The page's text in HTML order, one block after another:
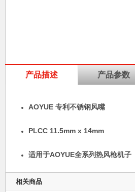
产品描述 产品参数
AOYUE 专利不锈钢风嘴
PLCC 11.5mm x 14mm
适用于AOYUE全系列热风枪机子
相关商品